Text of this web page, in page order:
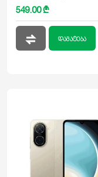
549.00 ₾
დამატება